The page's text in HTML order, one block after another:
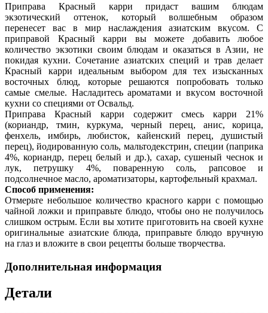
Приправа Красный карри придаст вашим блюдам
экзотический оттенок, который волшебным образом
перенесет вас в мир наслаждения азиатским вкусом. С
приправой Красный карри вы можете добавить любое
количество экзотики своим блюдам и оказаться в Азии, не
покидая кухни. Сочетание азиатских специй и трав делает
Красный карри идеальным выбором для тех изысканных
восточных блюд, которые решаются попробовать только
самые смелые. Насладитесь ароматами и вкусом восточной
кухни со специями от Освальд.
Приправа Красный карри содержит смесь карри 21%
(кориандр, тмин, куркума, черный перец, анис, корица,
фенхель, имбирь, любисток, кайенский перец, душистый
перец), йодированную соль, мальтодекстрин, специи (паприка
4%, кориандр, перец белый и др.), сахар, сушеный чеснок и
лук, петрушку 4%, поваренную соль, рапсовое и
подсолнечное масло, ароматизаторы, картофельный крахмал.
Способ применения:
Отмерьте небольшое количество красного карри с помощью
чайной ложки и приправьте блюдо, чтобы оно не получилось
слишком острым. Если вы хотите приготовить на своей кухне
оригинальные азиатские блюда, приправьте блюдо вручную
на глаз и вложите в свои рецепты больше творчества.
Дополнительная информация
Детали